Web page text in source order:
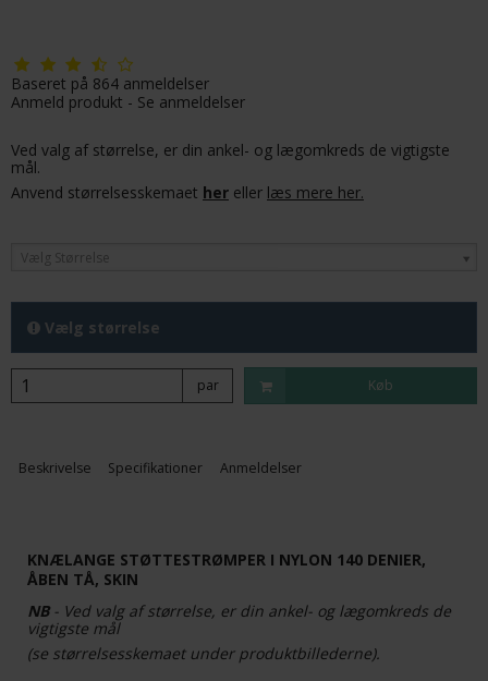
Baseret på 864 anmeldelser
Anmeld produkt - Se anmeldelser
Ved valg af størrelse, er din ankel- og lægomkreds de vigtigste
mål.
Anvend størrelsesskemaet her eller læs mere her.
Vælg Størrelse
Vælg størrelse
par Køb
Beskrivelse Specifikationer Anmeldelser
KNÆLANGE STØTTESTRØMPER I NYLON 140 DENIER,
ÅBEN TÅ, SKIN
NB- Ved valg af størrelse, er din ankel- og lægomkreds de
vigtigste mål
(se størrelsesskemaet under produktbillederne).